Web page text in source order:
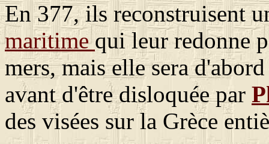
En 377, ils reconstruisent
maritimequi leur redonne
mers, mais elle sera
avant d'être disloquée par
des visées sur la Grèce